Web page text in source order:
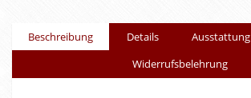
Beschreibung Details Ausstattung
Widerrufsbelehrung